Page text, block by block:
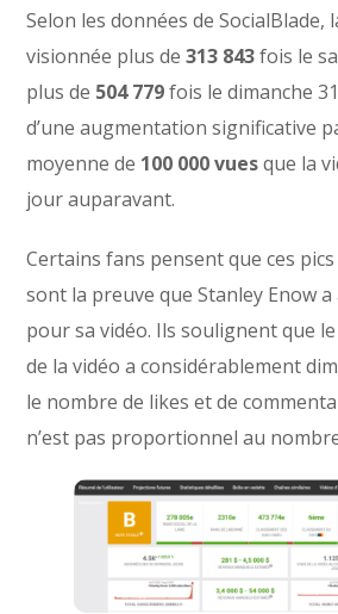
Selon les données de SocialBlade,
visionnée plus de313 843fois le
plus de 504 779fois le dimanche
d’une augmentation significative
moyenne de 100 000 vuesque la
jour auparavant.
Certains fans pensent que ces
sont la preuve que Stanley Enow a
pour sa vidéo. Ils soulignent que
de la vidéo a considérablement
le nombre de likes et de
n’est pas proportionnel au